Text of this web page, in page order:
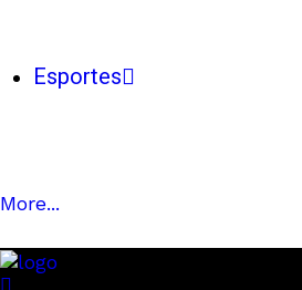
Esportes
More...